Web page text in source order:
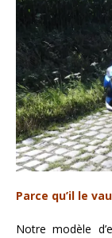
Parce qu’il le
Notre modèle